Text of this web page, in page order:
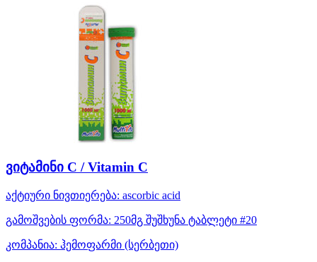
ვიტამინი C / Vitamin C
აქტიური ნივთიერება: ascorbic acid
გამოშვების ფორმა: 250მგ შუშხუნა ტაბლეტი #20
კომპანია: ჰემოფარმი (სერბეთი)